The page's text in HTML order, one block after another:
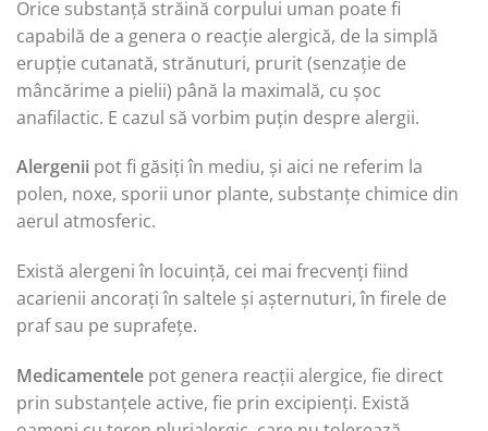
Orice substanță străină corpului uman poate fi
capabilă de a genera o reacție alergică, de la simplă
erupție cutanată, strănuturi, prurit (senzație de
mâncărime a pielii) până la maximală, cu șoc
anafilactic. E cazul să vorbim puțin despre alergii.
Alergenii pot fi găsiți în mediu, și aici ne referim la
polen, noxe, sporii unor plante, substanțe chimice din
aerul atmosferic.
Există alergeni în locuință, cei mai frecvenți fiind
acarienii ancorați în saltele și așternuturi, în firele de
praf sau pe suprafețe.
Medicamentele pot genera reacții alergice, fie direct
prin substanțele active, fie prin excipienți. Există